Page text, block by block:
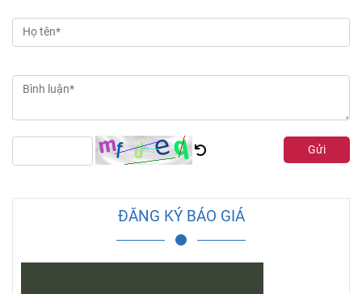
Gửi
ĐĂNG KÝ BÁO GIÁ